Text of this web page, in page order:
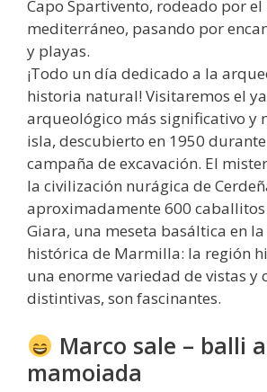
Capo Spartivento, rodeado por
mediterráneo, pasando por
y playas.
¡Todo un día dedicado a la
historia natural! Visitaremos el
arqueológico más significativo y
isla, descubierto en 1950
campaña de excavación. El
la civilización nurágica de
aproximadamente 600 caballitos
Giara, una meseta basáltica en
histórica de Marmilla: la región
una enorme variedad de vistas y
distintivas, son fascinantes.
Marco sale – balli
mamoiada